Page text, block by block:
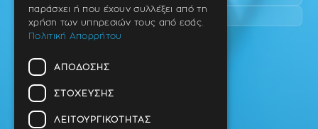
Χαριλάου
Ταβάκη – Θ. Λίτσα 10 (γωνία),
Θέρμη – Θεσσαλονίκη
T.K 57001
παράσχει ή που έχουν συλλέξει από τη
χρήση των υπηρεσιών τους από εσάς.
Πολιτική Απορρήτου
ΑΠΌΔΟΣΗΣ
ΣΤΌΧΕΥΣΗΣ
ΛΕΙΤΟΥΡΓΙΚΌΤΗΤΑΣ